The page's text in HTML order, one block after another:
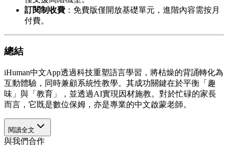
訂閱制收費 ：免費版僅開放基礎單元，進階內容需按月
付費。
總結
iHuman中文App透過科技重塑語言學習，將枯燥的背誦轉化為
互動體驗，同時兼顧系統性教學。其成功關鍵在於平衡「趣
味」與「教育」，並透過AI實現因材施教。對於忙碌的家長
而言，它既是數位保姆，亦是專業的中文啟蒙老師。
閱讀全文
與我們合作